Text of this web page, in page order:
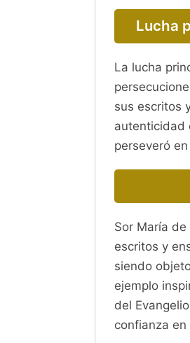
Lucha
La lucha
sus escritos
autenticidad
perseveró
Sor María
escritos y
siendo
ejemplo
del
confianza